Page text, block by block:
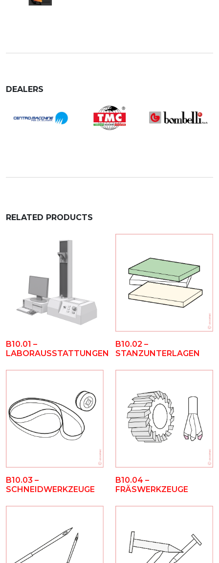
DEALERS
RELATED PRODUCTS
B10.01 –
LABORAUSSTATTUNGEN
B10.02 –
STANZUNTERLAGEN
B10.03 –
SCHNEIDWERKZEUGE
B10.04 –
FRÄSWERKZEUGE